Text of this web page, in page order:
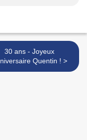
30 ans - Joyeux
Anniversaire Quentin ! >